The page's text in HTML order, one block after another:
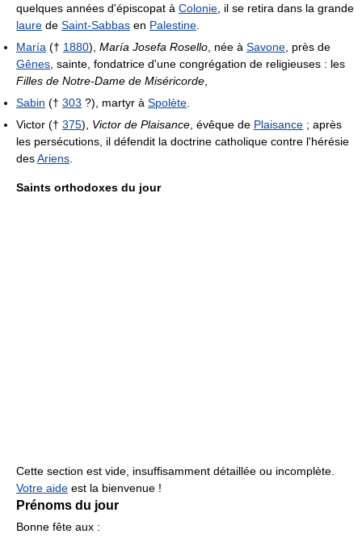
quelques années d'épiscopat à Colonie , il se retira dans la grande
laure de Saint-Sabbas en Palestine
María († 1880), María Josefa Rosello , née à Savone , près de
Gênes , sainte, fondatrice d'une congrégation de religieuses : les
Filles de Notre-Dame de Miséricorde
Sabin († 303 ?), martyr à Spolète
Victor († 375), Victor de Plaisance , évêque de Plaisance ; après
les persécutions, il défendit la doctrine catholique contre l'hérésie
desAriens
Saints orthodoxes du jour
Cette section est vide, insuffisamment détaillée ou incomplète.
Votre aide est la bienvenue !
Prénoms du jour
Bonne fête aux :